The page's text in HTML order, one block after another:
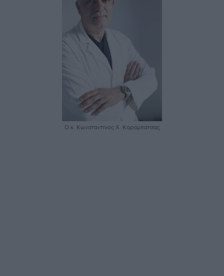
Ο κ. Κωνσταντίνος X. Καραμπάτσας